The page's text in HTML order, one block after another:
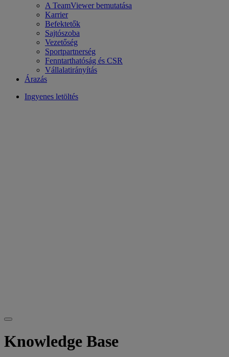
A TeamViewer bemutatása
Karrier
Befektetők
Sajtószoba
Vezetőség
Sportpartnerség
Fenntarthatóság és CSR
Vállalatirányítás
Árazás
Ingyenes letöltés
Knowledge Base